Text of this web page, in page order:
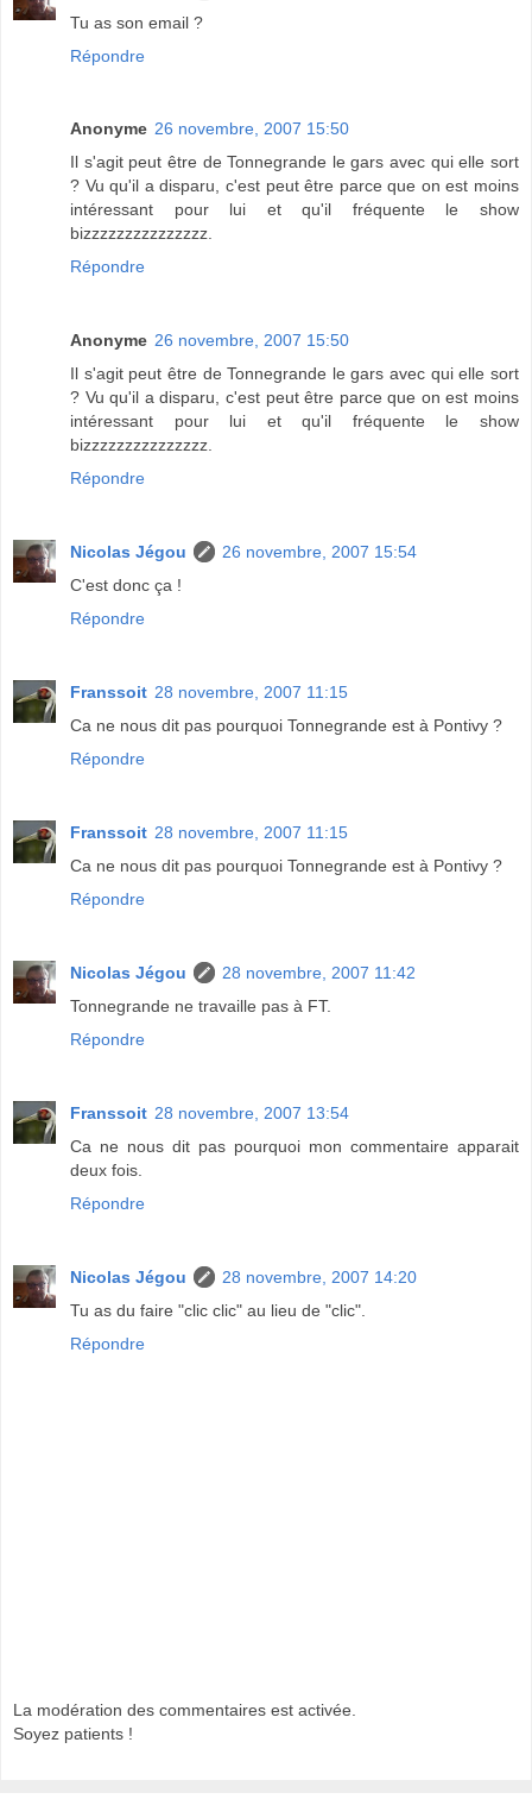
Tu as son email ?
Répondre
Anonyme 26 novembre, 2007 15:50
Il s'agit peut être de Tonnegrande le gars avec qui elle sort
? Vu qu'il a disparu, c'est peut être parce que on est moins
intéressant pour lui et qu'il fréquente le show
bizzzzzzzzzzzzzzz.
Répondre
Anonyme 26 novembre, 2007 15:50
Il s'agit peut être de Tonnegrande le gars avec qui elle sort
? Vu qu'il a disparu, c'est peut être parce que on est moins
intéressant pour lui et qu'il fréquente le show
bizzzzzzzzzzzzzzz.
Répondre
Nicolas Jégou
26 novembre, 2007 15:54
C'est donc ça !
Répondre
Franssoit 28 novembre, 2007 11:15
Ca ne nous dit pas pourquoi Tonnegrande est à Pontivy ?
Répondre
Franssoit 28 novembre, 2007 11:15
Ca ne nous dit pas pourquoi Tonnegrande est à Pontivy ?
Répondre
Nicolas Jégou
28 novembre, 2007 11:42
Tonnegrande ne travaille pas à FT.
Répondre
Franssoit 28 novembre, 2007 13:54
Ca ne nous dit pas pourquoi mon commentaire apparait
deux fois.
Répondre
Nicolas Jégou
28 novembre, 2007 14:20
Tu as du faire "clic clic" au lieu de "clic".
Répondre
La modération des commentaires est activée.
Soyez patients !